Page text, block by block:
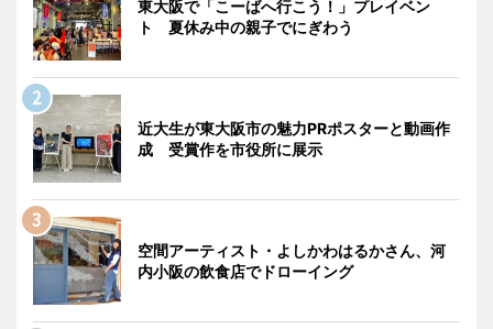
東大阪で「こーばへ行こう！」プレイベン
ト 夏休み中の親子でにぎわう
近大生が東大阪市の魅力PRポスターと動画作
成 受賞作を市役所に展示
空間アーティスト・よしかわはるかさん、河
内小阪の飲食店でドローイング